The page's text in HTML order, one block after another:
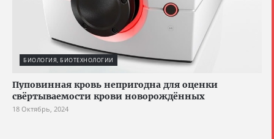
БИОЛОГИЯ, БИОТЕХНОЛОГИИ
Пуповинная кровь непригодна для оценки
свёртываемости крови новорождённых
18 Октябрь, 2024